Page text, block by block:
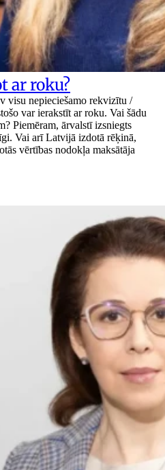
ar roku?
visu nepieciešamo rekvizītu /
var ierakstīt ar roku. Vai šādu
Piemēram, ārvalstī izsniegts
Vai arī Latvijā izdotā rēķinā,
vērtības nodokļa maksātāja